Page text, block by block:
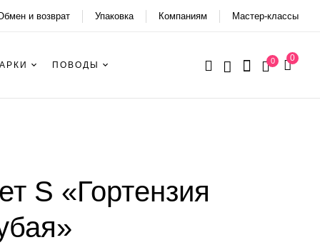
и возврат Упаковка Компаниям Мастер-классы
ПОВОДЫ 0 0
S «Гортензия